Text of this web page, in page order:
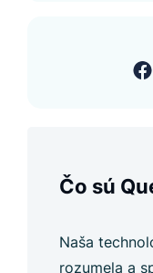
Čo sú
Naša
rozumela a